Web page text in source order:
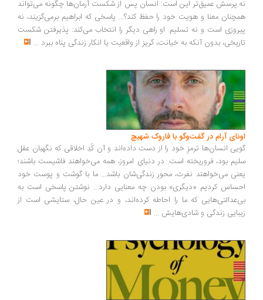
عمیق‌تر این است: انسان پس از شکست آرمان‌ها چگونه می‌تواند
معنا و هویت خود را حفظ کند؟... پاسخی که ابراهیم برمی‌گزیند، نه
است و نه تسلیم. او راهی دیگر را انتخاب می‌کند: پذیرفتن شکست
بدون آنکه به خیانت، گریز از واقعیت یا انکار زندگی پناه ببرد...
آرام در گفت‌وگو با فاروک شهیچ‭
انسان‌ها ترمزِ خود را از دست داده‌اند و آن کُدِ اخلاقی که نگهبان عقل
بود، فروریخته است. در دنیای امروز، همه می‌خواهند فاشیست باشند؛
می‌خواهند نفرت، محورِ زندگی‌شان باشد... ما با گوشت و پوست خود
کردیم «دیگری» بودن چه معنایی دارد... نوشتن پاسخی است به
که ما را احاطه کرده‌اند، و در عین حال، ستایشی است از
زندگی و شادی‌هایش...